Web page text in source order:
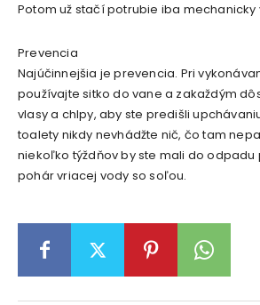
Potom už stačí potrubie iba mechanicky
Prevencia
Najúčinnejšia je prevencia. Pri
používajte sitko do vane a zakaždým
vlasy a chlpy, aby ste predišli
toalety nikdy nevhádžte nič, čo tam
niekoľko týždňov by ste mali do
pohár vriacej vody so soľou.